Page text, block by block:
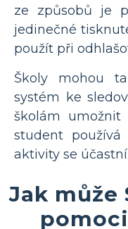
ze způsobů je
jedinečné
použít při
Školy mohou
systém ke
školám
student
aktivity se účastní.
Jak může